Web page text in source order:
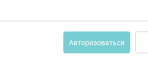
Авторизоваться